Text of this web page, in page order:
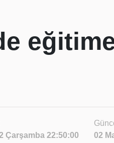
Çarşamba 22:50:00
02